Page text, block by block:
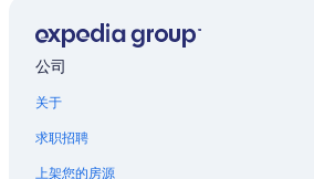
公司
关于
求职招聘
上架您的房源